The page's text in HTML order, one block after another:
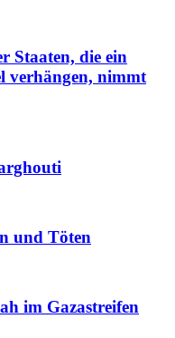
Staaten, die ein
verhängen, nimmt
und Töten
im Gazastreifen